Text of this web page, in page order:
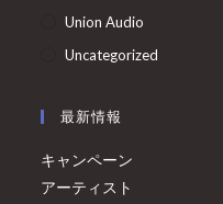
Union Audio
Uncategorized
最新情報
キャンペーン
アーティスト